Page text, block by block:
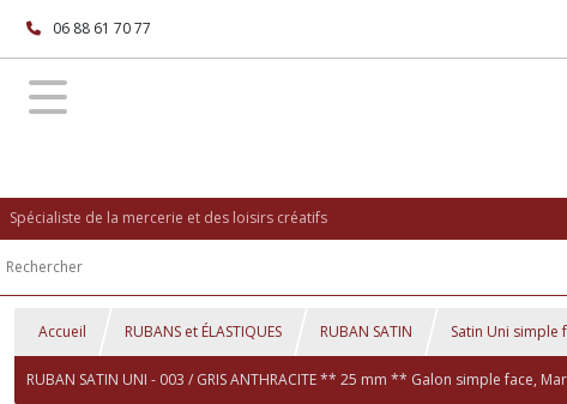
06 88 61 70 77
Spécialiste de la mercerie et des loisirs créatifs
Accueil RUBANS et ÉLASTIQUES RUBAN SATIN Satin Uni simple
RUBAN SATIN UNI - 003 / GRIS ANTHRACITE ** 25 mm ** Galon simple face,